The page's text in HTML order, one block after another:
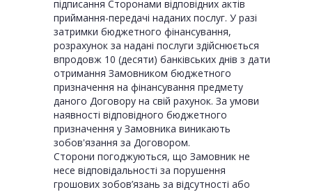
підписання Сторонами відповідних актів
приймання-передачі наданих послуг. У разі
затримки бюджетного фінансування,
розрахунок за надані послуги здійснюється
впродовж 10 (десяти) банківських днів з дати
отримання Замовником бюджетного
призначення на фінансування предмету
даного Договору на свій рахунок. За умови
наявності відповідного бюджетного
призначення у Замовника виникають
зобов'язання за Договором.
Сторони погоджуються, що Замовник не
несе відповідальності за порушення
грошових зобов’язань за відсутності або